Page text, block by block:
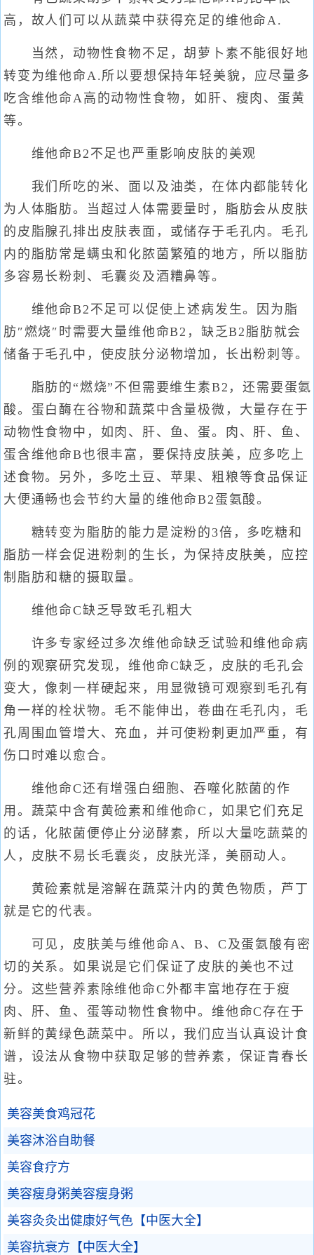
高，故人们可以从蔬菜中获得充足的维他命A.
当然，动物性食物不足，胡萝卜素不能很好地
转变为维他命A.所以要想保持年轻美貌，应尽量多
吃含维他命A高的动物性食物，如肝、瘦肉、蛋黄
等。
维他命B2不足也严重影响皮肤的美观
我们所吃的米、面以及油类，在体内都能转化
为人体脂肪。当超过人体需要量时，脂肪会从皮肤
的皮脂腺孔排出皮肤表面，或储存于毛孔内。毛孔
内的脂肪常是螨虫和化脓菌繁殖的地方，所以脂肪
多容易长粉刺、毛囊炎及酒糟鼻等。
维他命B2不足可以促使上述病发生。因为脂
肪″燃烧″时需要大量维他命B2，缺乏B2脂肪就会
储备于毛孔中，使皮肤分泌物增加，长出粉刺等。
脂肪的“燃烧”不但需要维生素B2，还需要蛋氨
酸。蛋白酶在谷物和蔬菜中含量极微，大量存在于
动物性食物中，如肉、肝、鱼、蛋。肉、肝、鱼、
蛋含维他命B也很丰富，要保持皮肤美，应多吃上
述食物。另外，多吃土豆、苹果、粗粮等食品保证
大便通畅也会节约大量的维他命B2蛋氨酸。
糖转变为脂肪的能力是淀粉的3倍，多吃糖和
脂肪一样会促进粉刺的生长，为保持皮肤美，应控
制脂肪和糖的摄取量。
维他命C缺乏导致毛孔粗大
许多专家经过多次维他命缺乏试验和维他命病
例的观察研究发现，维他命C缺乏，皮肤的毛孔会
变大，像刺一样硬起来，用显微镜可观察到毛孔有
角一样的栓状物。毛不能伸出，卷曲在毛孔内，毛
孔周围血管增大、充血，并可使粉刺更加严重，有
伤口时难以愈合。
维他命C还有增强白细胞、吞噬化脓菌的作
用。蔬菜中含有黄硷素和维他命C，如果它们充足
的话，化脓菌便停止分泌酵素，所以大量吃蔬菜的
人，皮肤不易长毛囊炎，皮肤光泽，美丽动人。
黄硷素就是溶解在蔬菜汁内的黄色物质，芦丁
就是它的代表。
可见，皮肤美与维他命A、B、C及蛋氨酸有密
切的关系。如果说是它们保证了皮肤的美也不过
分。这些营养素除维他命C外都丰富地存在于瘦
肉、肝、鱼、蛋等动物性食物中。维他命C存在于
新鲜的黄绿色蔬菜中。所以，我们应当认真设计食
谱，设法从食物中获取足够的营养素，保证青春长
驻。
美容美食鸡冠花
美容沐浴自助餐
美容食疗方
美容瘦身粥美容瘦身粥
美容灸灸出健康好气色【中医大全】
美容抗衰方【中医大全】